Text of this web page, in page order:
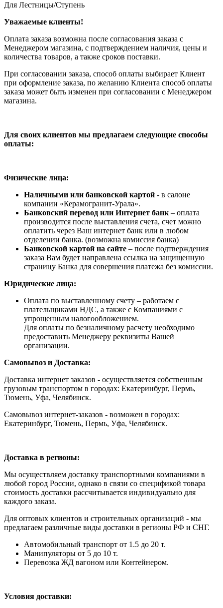
Для Лестницы/Ступень
Уважаемые клиенты!
Оплата заказа возможна после согласования заказа с
Менеджером магазина, с подтверждением наличия, цены и
количества товаров, а также сроков поставки.
При согласовании заказа, способ оплаты выбирает Клиент
при оформление заказа, по желанию Клиента способ оплаты
заказа может быть изменен при согласовании с Менеджером
магазина.
Для своих клиентов мы предлагаем следующие способы
оплаты:
Физические лица:
Наличными или банковской картой - в салоне
компании «Керамогранит-Урала».
Банковский перевод или Интернет банк – оплата
производится после выставления счета, счет можно
оплатить через Ваш интернет банк или в любом
отделении банка. (возможна комиссия банка)
Банковской картой на сайте – после подтверждения
заказа Вам будет направлена ссылка на защищенную
страницу Банка для совершения платежа без комиссии.
Юридические лица:
Оплата по выставленному счету – работаем с
плательщиками НДС, а также с Компаниями с
упрощенным налогообложением.
Для оплаты по безналичному расчету необходимо
предоставить Менеджеру реквизиты Вашей
организации.
Самовывоз и Доставка:
Доставка интернет заказов - осуществляется собственным
грузовым транспортом в городах: Екатеринбург, Пермь,
Тюмень, Уфа, Челябинск.
Самовывоз интернет-заказов - возможен в городах:
Екатеринбург, Тюмень, Пермь, Уфа, Челябинск.
Доставка в регионы:
Мы осуществляем доставку транспортными компаниями в
любой город России, однако в связи со спецификой товара
стоимость доставки рассчитывается индивидуально для
каждого заказа.
Для оптовых клиентов и строительных организаций - мы
предлагаем различные виды доставки в регионы РФ и СНГ.
Автомобильный транспорт от 1.5 до 20 т.
Манипуляторы от 5 до 10 т.
Перевозка ЖД вагоном или Контейнером.
Условия доставки: